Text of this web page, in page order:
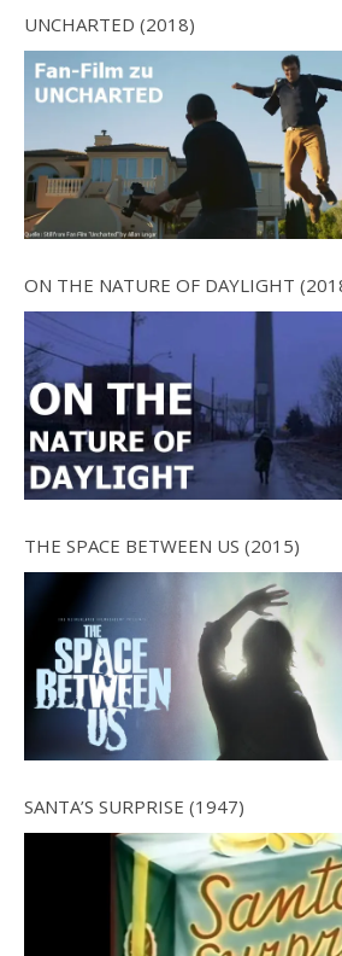
UNCHARTED (2018)
ON THE NATURE OF DAYLIGHT
THE SPACE BETWEEN US (2015)
SANTA’S SURPRISE (1947)